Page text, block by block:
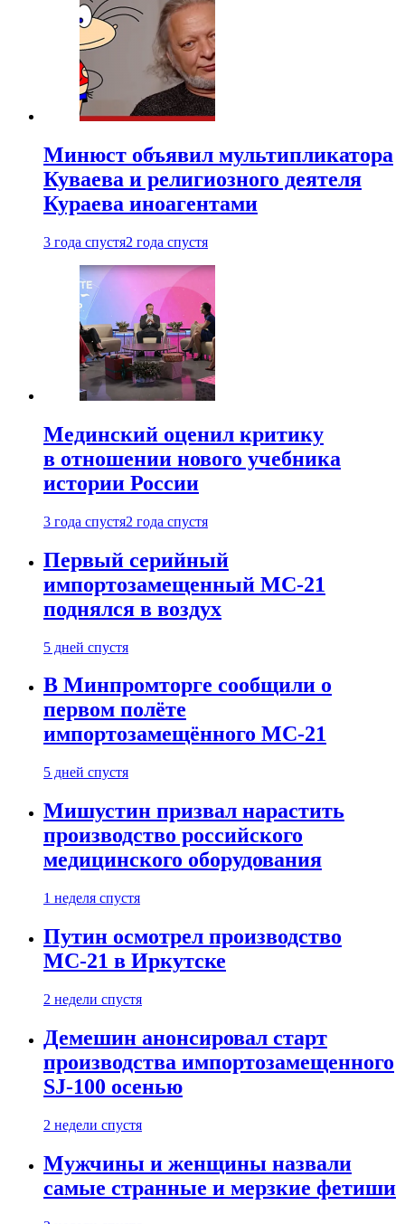
Минюст объявил мультипликатора
Куваева и религиозного деятеля
Кураева иноагентами
3 года спустя2 года спустя
Мединский оценил критику
в отношении нового учебника
истории России
3 года спустя2 года спустя
Первый серийный
импортозамещенный МС-21
поднялся в воздух
5 дней спустя
В Минпромторге сообщили о
первом полёте
импортозамещённого МС-21
5 дней спустя
Мишустин призвал нарастить
производство российского
медицинского оборудования
1 неделя спустя
Путин осмотрел производство
МС-21 в Иркутске
2 недели спустя
Демешин анонсировал старт
производства импортозамещенного
SJ-100 осенью
2 недели спустя
Мужчины и женщины назвали
самые странные и мерзкие фетиши